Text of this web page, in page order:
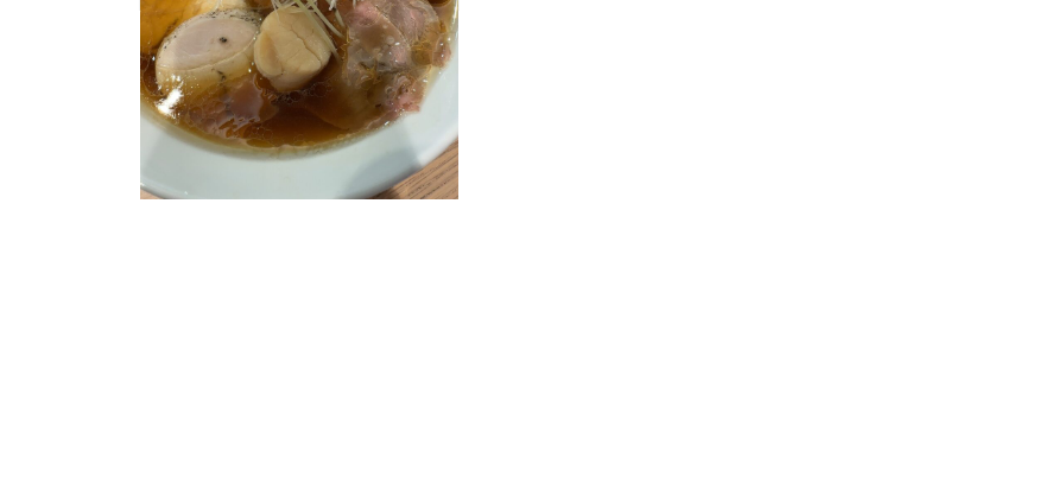
プンした人気の醤油らーめん専門
店「ひしおのキセキ」に行ってき
ました。自由が丘駅から徒歩2分、
赤